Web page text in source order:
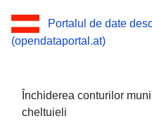
Portalul de date
(opendataportal.at)
Închiderea conturilor
cheltuieli